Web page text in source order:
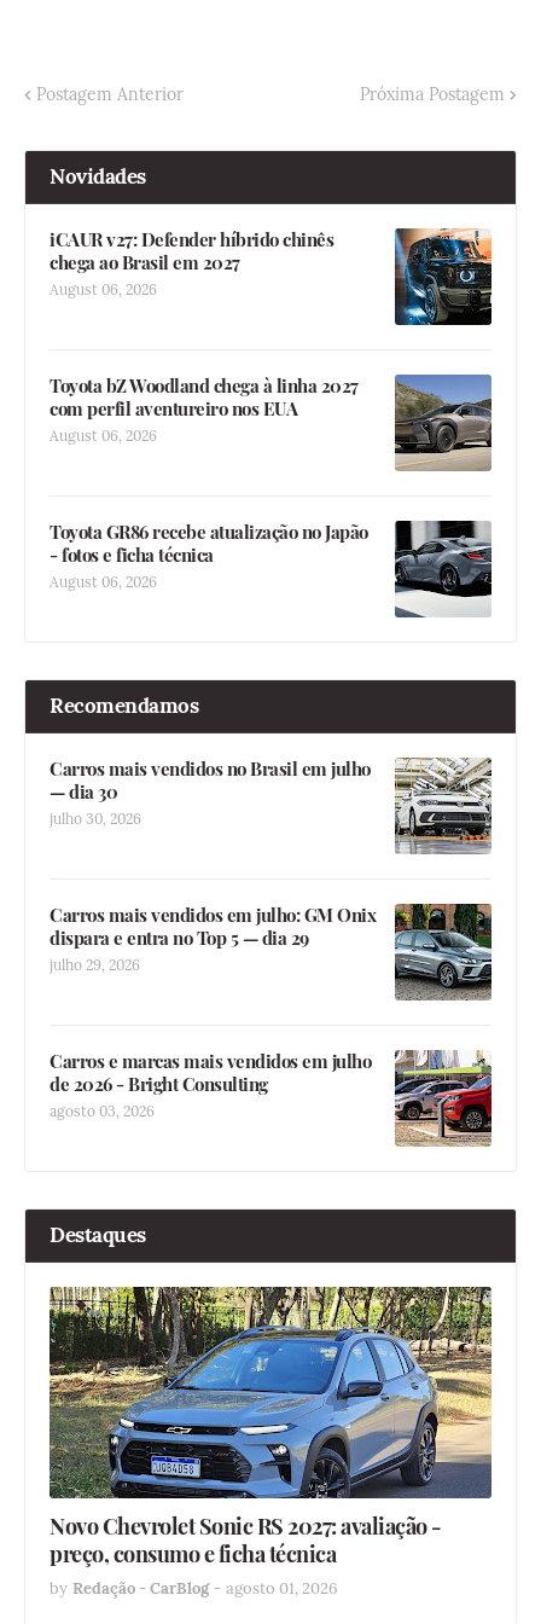
Postagem Anterior Próxima Postagem
Novidades
iCAUR v27: Defender híbrido chinês
chega ao Brasil em 2027
August 06, 2026
Toyota bZ Woodland chega à linha 2027
com perfil aventureiro nos EUA
August 06, 2026
Toyota GR86 recebe atualização no Japão
- fotos e ficha técnica
August 06, 2026
Recomendamos
Carros mais vendidos no Brasil em julho
— dia 30
julho 30, 2026
Carros mais vendidos em julho: GM Onix
dispara e entra no Top 5 — dia 29
julho 29, 2026
Carros e marcas mais vendidos em julho
de 2026 - Bright Consulting
agosto 03, 2026
Destaques
Novo Chevrolet Sonic RS 2027: avaliação -
preço, consumo e ficha técnica
by Redação - CarBlog - agosto 01, 2026